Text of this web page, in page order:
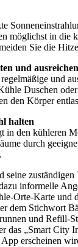
möglichst in die
Sie die
und
und
Duschen
den Körper
halten
in den kühleren
durch
seine zuständigen
informelle
Orte-Karte und
dem Stichwort
und Refill-
das „Smart City
erscheinen